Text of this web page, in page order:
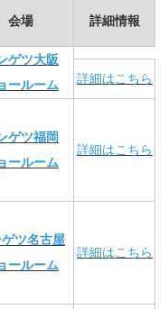
会場 詳細情報
ゲツ大阪
ールーム
詳細はこちら
ゲツ福岡
ールーム
詳細はこちら
ツ名古屋
ールーム
詳細はこちら